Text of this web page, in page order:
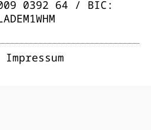
0392 64 / BIC:
Impressum